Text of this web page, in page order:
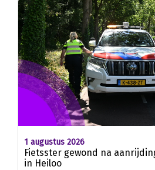
1 augustus 2026
Fietsster gewond na
in Heiloo